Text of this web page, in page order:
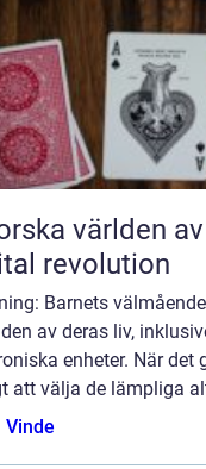
världen
revolution
Barnets
av deras liv,
enheter. När
att välja de lämpliga
Vinde